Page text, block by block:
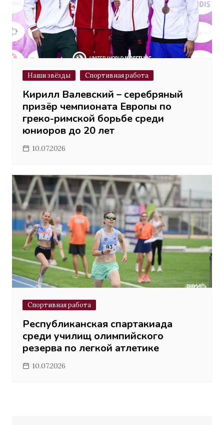
Наши звёзды Спортивная работа
Кирилл Валевский – серебряный
призёр чемпионата Европы по
греко-римской борьбе среди
юниоров до 20 лет
10.07.2026
Спортивная работа
Республиканская спартакиада
среди училищ олимпийского
резерва по легкой атлетике
10.07.2026